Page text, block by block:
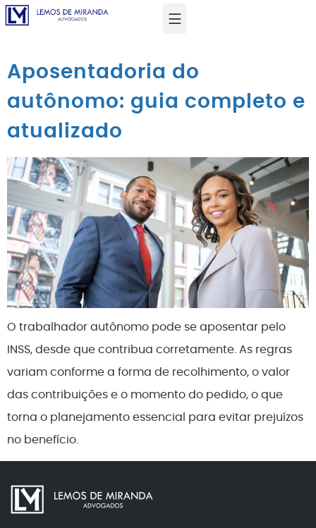
Aposentadoria do
autônomo: guia completo e
atualizado
O trabalhador autônomo pode se aposentar pelo
INSS, desde que contribua corretamente. As regras
variam conforme a forma de recolhimento, o valor
das contribuições e o momento do pedido, o que
torna o planejamento essencial para evitar prejuízos
no benefício.